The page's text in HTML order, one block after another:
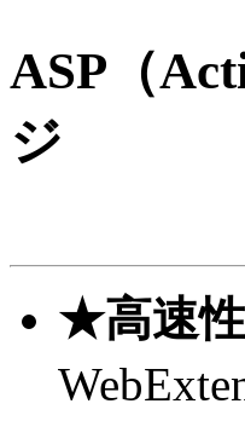
ASP（
ジ
★高速性